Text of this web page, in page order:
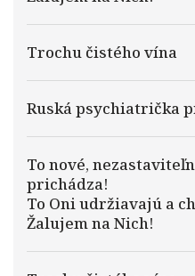
Trochu čistého vína
Ruská psychiatrička
To nové,
prichádza!
To Oni udržiavajú a
Žalujem na Nich!